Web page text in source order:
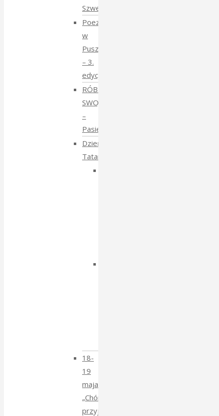
Szwedzki
Poezja
w
Puszczy
– 3.
edycja
RÓBMY
SWOJE
–
Pasieki
Dzień
Tatarski
18-
19
maja
„Chór
przyjechał”